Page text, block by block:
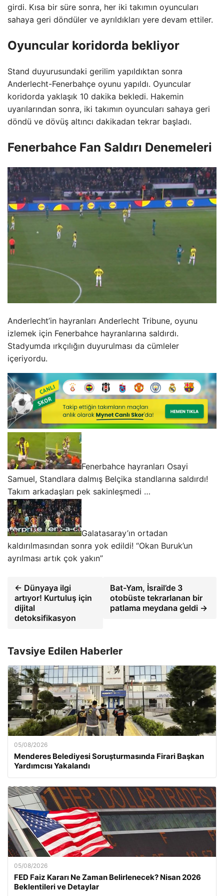
girdi. Kısa bir süre sonra, her iki takımın oyuncuları
sahaya geri döndüler ve ayrıldıkları yere devam ettiler.
Oyuncular koridorda bekliyor
Stand duyurusundaki gerilim yapıldıktan sonra
Anderlecht-Fenerbahçe oyunu yapıldı. Oyuncular
koridorda yaklaşık 10 dakika bekledi. Hakemin
uyarılarından sonra, iki takımın oyuncuları sahaya geri
döndü ve dövüş altıncı dakikadan tekrar başladı.
Fenerbahce Fan Saldırı Denemeleri
Anderlecht’in hayranları Anderlecht Tribune, oyunu
izlemek için Fenerbahce hayranlarına saldırdı.
Stadyumda ırkçılığın duyurulması da cümleler
içeriyordu.
Fenerbahce hayranları Osayi
Samuel, Standlara dalmış Belçika standlarına saldırdı!
Takım arkadaşları pek sakinleşmedi …
Galatasaray’ın ortadan
kaldırılmasından sonra yok edildi! “Okan Buruk’un
ayrılması artık çok yakın”
← Dünyaya ilgi
artıyor! Kurtuluş için
dijital
detoksifikasyon
Bat-Yam, İsrail’de 3
otobüste tekrarlanan bir
patlama meydana geldi →
Tavsiye Edilen Haberler
05/08/2026
Menderes Belediyesi Soruşturmasında Firari Başkan
Yardımcısı Yakalandı
05/08/2026
FED Faiz Kararı Ne Zaman Belirlenecek? Nisan 2026
Beklentileri ve Detaylar